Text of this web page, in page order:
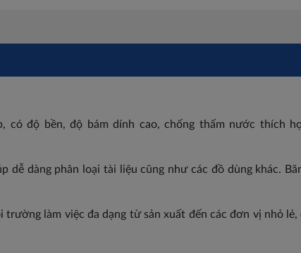
có độ bền, độ bám dính cao, chống thấm nước thích
dễ dàng phân loại tài liệu cũng như các đồ dùng khác.
làm việc đa dạng từ sản xuất đến các đơn vị nhỏ